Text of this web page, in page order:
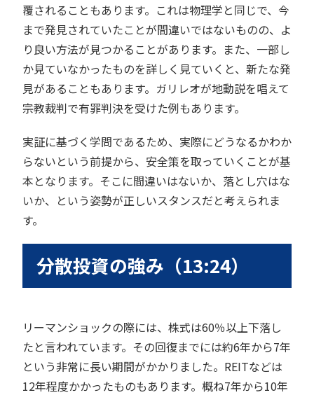
覆されることもあります。これは物理学と同じで、今
まで発見されていたことが間違いではないものの、よ
り良い方法が見つかることがあります。また、一部し
か見ていなかったものを詳しく見ていくと、新たな発
見があることもあります。ガリレオが地動説を唱えて
宗教裁判で有罪判決を受けた例もあります。
実証に基づく学問であるため、実際にどうなるかわか
らないという前提から、安全策を取っていくことが基
本となります。そこに間違いはないか、落とし穴はな
いか、という姿勢が正しいスタンスだと考えられま
す。
分散投資の強み（13:24）
リーマンショックの際には、株式は60％以上下落し
たと言われています。その回復までには約6年から7年
という非常に長い期間がかかりました。REITなどは
12年程度かかったものもあります。概ね7年から10年